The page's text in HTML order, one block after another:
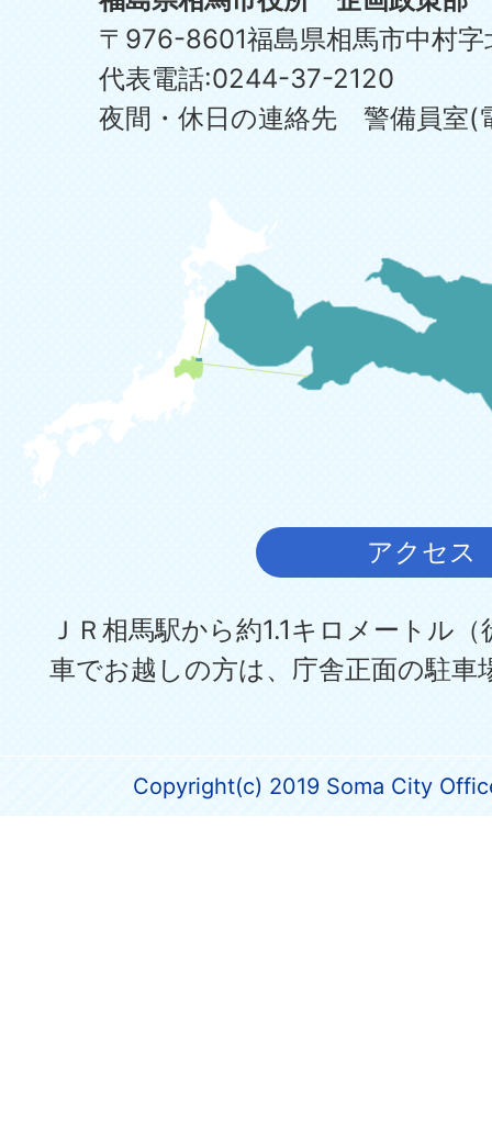
〒976-8601福島県相馬市中村
代表電話:0244-37-2120
夜間・休日の連絡先 警備員室
アクセス
ＪＲ相馬駅から約1.1キロメートル
車でお越しの方は、庁舎正面の駐車
Copyright(c) 2019 Soma City